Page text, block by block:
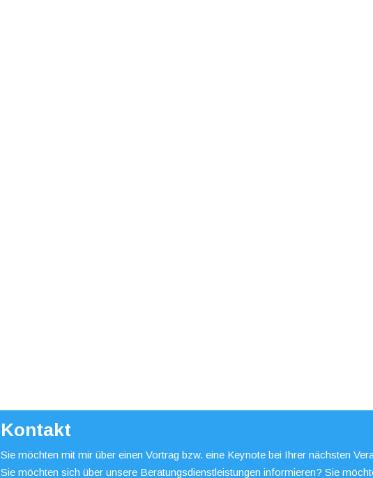
Kontakt
Sie möchten mit mir über einen Vortrag bzw. eine Keynote bei Ihrer nächsten
Sie möchten sich über unsere Beratungsdienstleistungen informieren? Sie